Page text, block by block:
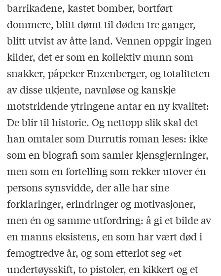
barrikadene, kastet bomber, bortført
dommere, blitt dømt til døden tre ganger,
blitt utvist av åtte land. Vennen oppgir ingen
kilder, det er som en kollektiv munn som
snakker, påpeker Enzenberger, og totaliteten
av disse ukjente, navnløse og kanskje
motstridende ytringene antar en ny kvalitet:
De blir til historie. Og nettopp slik skal det
han omtaler som Durrutis roman leses: ikke
som en biografi som samler kjensgjerninger,
men som en fortelling som rekker utover én
persons synsvidde, der alle har sine
forklaringer, erindringer og motivasjoner,
men én og samme utfordring: å gi et bilde av
en manns eksistens, en som har vært død i
femogtredve år, og som etterlot seg «et
undertøysskift, to pistoler, en kikkert og et